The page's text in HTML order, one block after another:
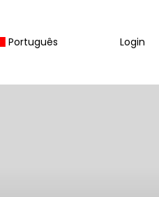
Português Login